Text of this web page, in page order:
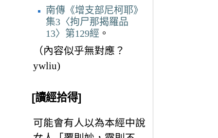
南傳《增支部尼柯耶》
集3〈拘尸那揭羅品
13〉第129經 。
（內容似乎無對應？
ywliu)
[讀經拾得]
可能會有人以為本經中說